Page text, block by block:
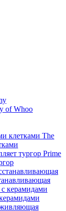
of Whoo
The
Prime